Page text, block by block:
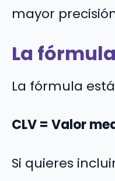
mayor
La
La fórmula
CLV = Valor
Si quieres